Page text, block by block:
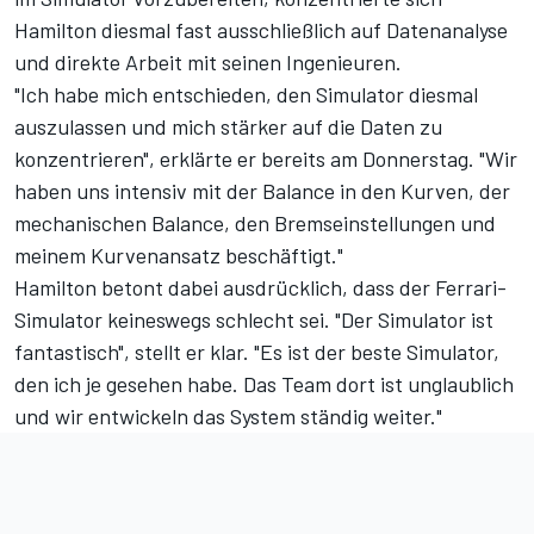
Hamilton diesmal fast ausschließlich auf Datenanalyse
und direkte Arbeit mit seinen Ingenieuren.
"Ich habe mich entschieden, den Simulator diesmal
auszulassen und mich stärker auf die Daten zu
konzentrieren", erklärte er bereits am Donnerstag. "Wir
haben uns intensiv mit der Balance in den Kurven, der
mechanischen Balance, den Bremseinstellungen und
meinem Kurvenansatz beschäftigt."
Hamilton betont dabei ausdrücklich, dass der Ferrari-
Simulator keineswegs schlecht sei. "Der Simulator ist
fantastisch", stellt er klar. "Es ist der beste Simulator,
den ich je gesehen habe. Das Team dort ist unglaublich
und wir entwickeln das System ständig weiter."